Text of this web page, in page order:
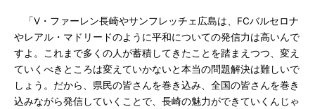
「V・ファーレン長崎やサンフレッチェ広島は、FCバルセロナ
やレアル・マドリードのように平和についての発信力は高いんで
すよ。これまで多くの人が蓄積してきたことを踏まえつつ、変え
ていくべきところは変えていかないと本当の問題解決は難しいで
しょう。だから、県民の皆さんを巻き込み、全国の皆さんを巻き
込みながら発信していくことで、長崎の魅力ができていくんじゃ